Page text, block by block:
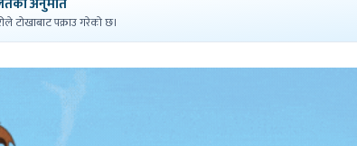
टोखाबाट पक्राउ गरेको छ।